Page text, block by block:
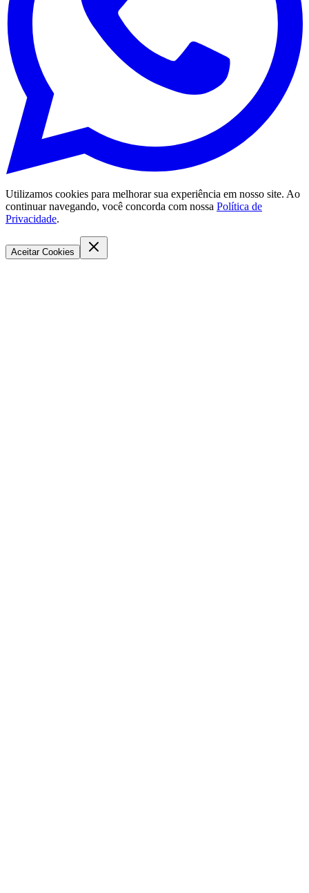
Utilizamos cookies para melhorar sua experiência em nosso site. Ao
continuar navegando, você concorda com nossa Política de
Privacidade.
Aceitar Cookies